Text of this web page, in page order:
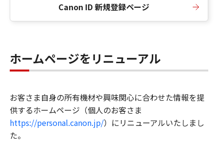
Canon ID 新規登録ページ
ホームページをリニューアル
お客さま自身の所有機材や興味関心に合わせた情報を提
供するホームページ（個人のお客さま
https://personal.canon.jp/）にリニューアルいたしまし
た。